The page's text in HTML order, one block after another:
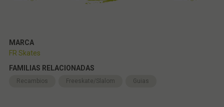
MARCA
FR Skates
FAMILIAS RELACIONADAS
Recambios Freeskate/Slalom Guias